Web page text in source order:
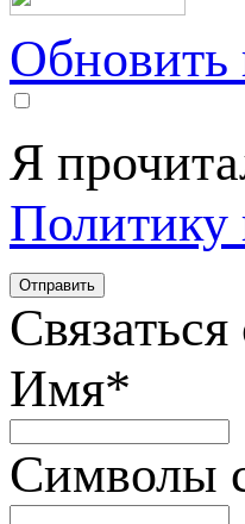
Обновить
Я
Политику
Имя*
Символы